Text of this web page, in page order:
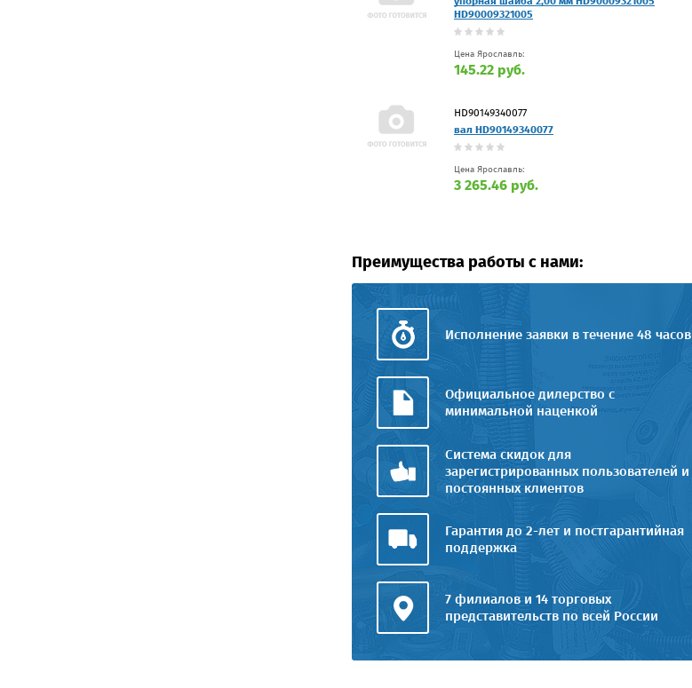
HD90009321005
Цена Ярославль:
145.22 руб.
HD90149340077
вал HD90149340077
Цена Ярославль:
3 265.46 руб.
Преимущества работы с нами:
Исполнение заявки в течение 48 часов
Официальное дилерство с
минимальной наценкой
Система скидок для
зарегистрированных пользователей и
постоянных клиентов
Гарантия до 2-лет и постгарантийная
поддержка
7 филиалов и 14 торговых
представительств по всей России